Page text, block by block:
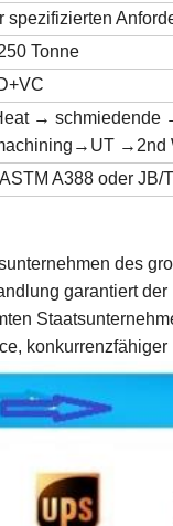
spezifizierten
Tonne
→ schmiedende
→2nd
A388 oder JB/
des
garantiert
konkurrenzfähiger